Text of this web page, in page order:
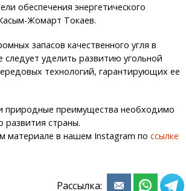
обеспечения энергетического
Жомарт Токаев.
запасов качественного угля в
следует уделить развитию угольной
технологий, гарантирующих ее
природные преимущества необходимо
развития страны.
материале в нашем Instagram по ссылке
Рассылка: